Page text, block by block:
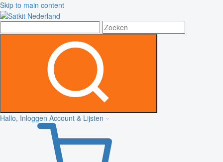
Skip to main content
Hallo, Inloggen Account & Lijsten